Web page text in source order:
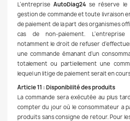
L’entrepriseAutoDiag24 se réserve
gestion de commande et toute livraison
de paiement de la part des organismes
cas de non-paiement. L’entreprise
notamment le droit de refuser
une commande émanant d'un
totalement ou partiellement une
lequel un litige de paiement serait en
Article 11 : Disponibilité des produits
La commande sera exécutée au plus
compter du jour où le consommateur a
produits sans consigne de retour. Pour